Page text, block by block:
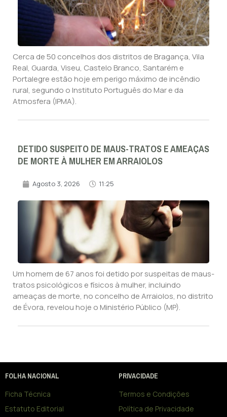
Cerca de 50 concelhos dos distritos de Bragança, Vila
Real, Guarda, Viseu, Castelo Branco, Santarém e
Portalegre estão hoje em perigo máximo de incêndio
rural, segundo o Instituto Português do Mar e da
Atmosfera (IPMA).
DETIDO SUSPEITO DE MAUS-TRATOS E AMEAÇAS
DE MORTE À MULHER EM ARRAIOLOS
Agosto 3, 2026 11:25
Um homem de 67 anos foi detido por suspeitas de maus-
tratos psicológicos e físicos à mulher, incluindo
ameaças de morte, no concelho de Arraiolos, no distrito
de Évora, revelou hoje o Ministério Público (MP).
FOLHA NACIONAL
Ficha Técnica
Estatuto Editorial
PRIVACIDADE
Termos e Condições
Política de Privacidade